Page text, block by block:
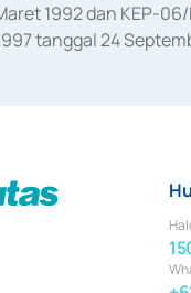
1992 dan KEP-
tanggal 24
dan